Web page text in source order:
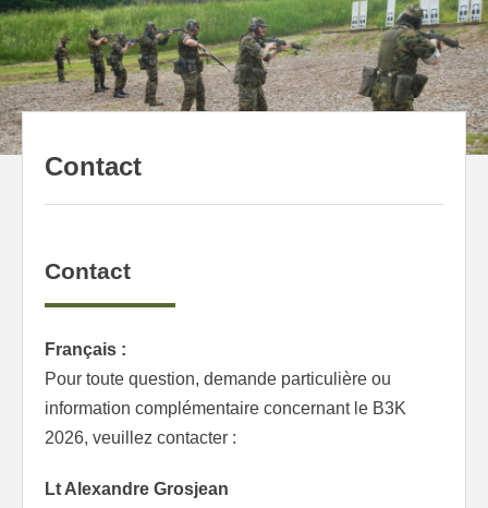
to
content
Contact
Contact
Français :
Pour toute question, demande particulière ou
information complémentaire concernant le B3K
2026, veuillez contacter :
Lt Alexandre Grosjean